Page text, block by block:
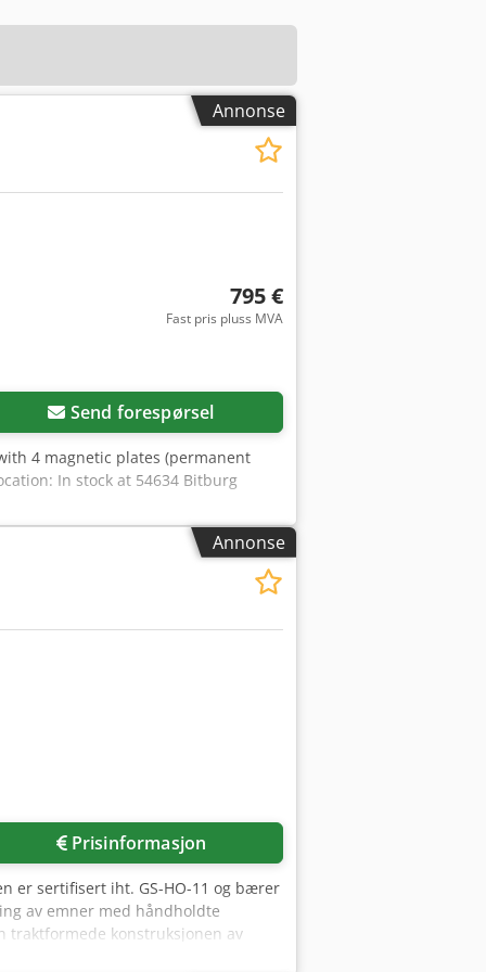
Annonse
795 €
Fast pris pluss MVA
Send forespørsel
4 magnetic plates (permanent
In stock at 54634 Bitburg
Annonse
Prisinformasjon
er sertifisert iht. GS-HO-11 og bærer
av emner med håndholdte
traktformede konstruksjonen av